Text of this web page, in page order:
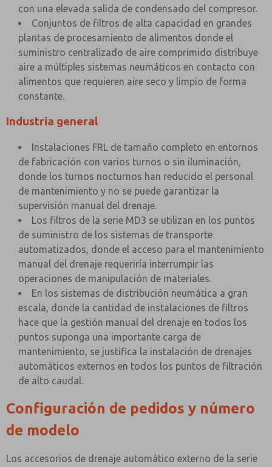
con una elevada salida de condensado del compresor.
Conjuntos de filtros de alta capacidad en grandes
plantas de procesamiento de alimentos donde el
suministro centralizado de aire comprimido distribuye
aire a múltiples sistemas neumáticos en contacto con
alimentos que requieren aire seco y limpio de forma
constante.
Industria general
Instalaciones FRL de tamaño completo en entornos
de fabricación con varios turnos o sin iluminación,
donde los turnos nocturnos han reducido el personal
de mantenimiento y no se puede garantizar la
supervisión manual del drenaje.
Los filtros de la serie MD3 se utilizan en los puntos
de suministro de los sistemas de transporte
automatizados, donde el acceso para el mantenimiento
manual del drenaje requeriría interrumpir las
operaciones de manipulación de materiales.
En los sistemas de distribución neumática a gran
escala, donde la cantidad de instalaciones de filtros
hace que la gestión manual del drenaje en todos los
puntos suponga una importante carga de
mantenimiento, se justifica la instalación de drenajes
automáticos externos en todos los puntos de filtración
de alto caudal.
Configuración de pedidos y número
de modelo
Los accesorios de drenaje automático externo de la serie